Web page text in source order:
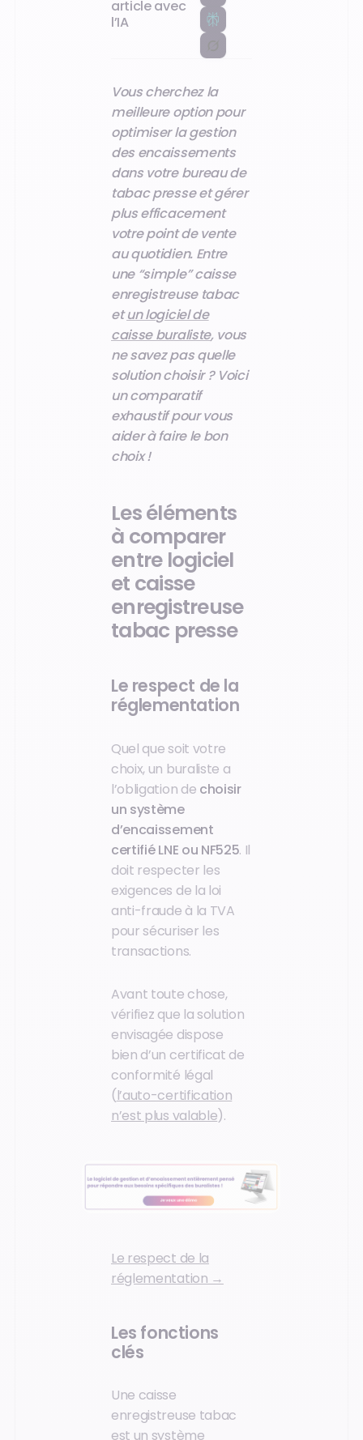
article avec
l’IA
Vous cherchez la
meilleure option pour
optimiser la gestion
des encaissements
dans votre bureau de
tabac presse et gérer
plus efficacement
votre point de vente
au quotidien. Entre
une “simple” caisse
enregistreuse tabac
etun logiciel de
caisse buraliste, vous
ne savez pas quelle
solution choisir ? Voici
un comparatif
exhaustif pour vous
aider à faire le bon
choix !
Les éléments
à comparer
entre logiciel
et caisse
enregistreuse
tabac presse
Le respect de la
réglementation
Quel que soit votre
choix, un buraliste a
l’obligation de choisir
un système
d’encaissement
certifié LNE ou NF525. Il
doit respecter les
exigences de la loi
anti-fraude à la TVA
pour sécuriser les
transactions.
Avant toute chose,
vérifiez que la solution
envisagée dispose
bien d’un certificat de
conformité légal
(l’auto-certification
n’est plus valable).
Le respect de la
réglementation →
Les fonctions
clés
Une caisse
enregistreuse tabac
est un système